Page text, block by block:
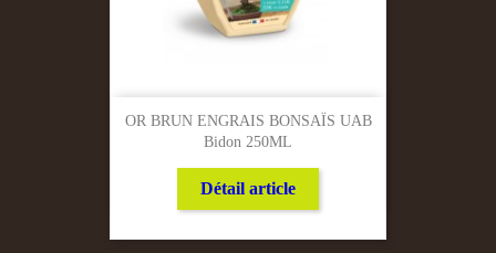
OR BRUN ENGRAIS BONSAÏS UAB
Bidon 250ML
Détail article